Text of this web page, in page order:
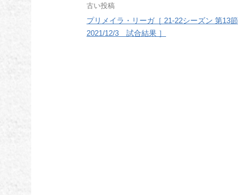
投
稿
古い投稿
プリメイラ・リーガ［ 21-22シーズン 第13節
2021/12/3 試合結果 ］